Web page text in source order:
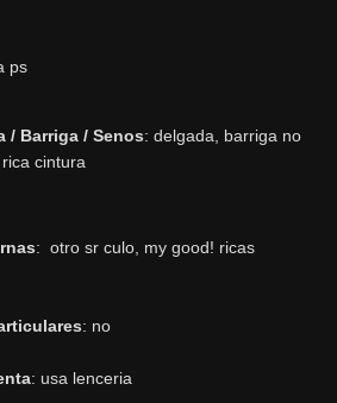
ps
/ Barriga / Senos: delgada, barriga no
cintura
: otro sr culo, my good! ricas
: no
: usa lenceria